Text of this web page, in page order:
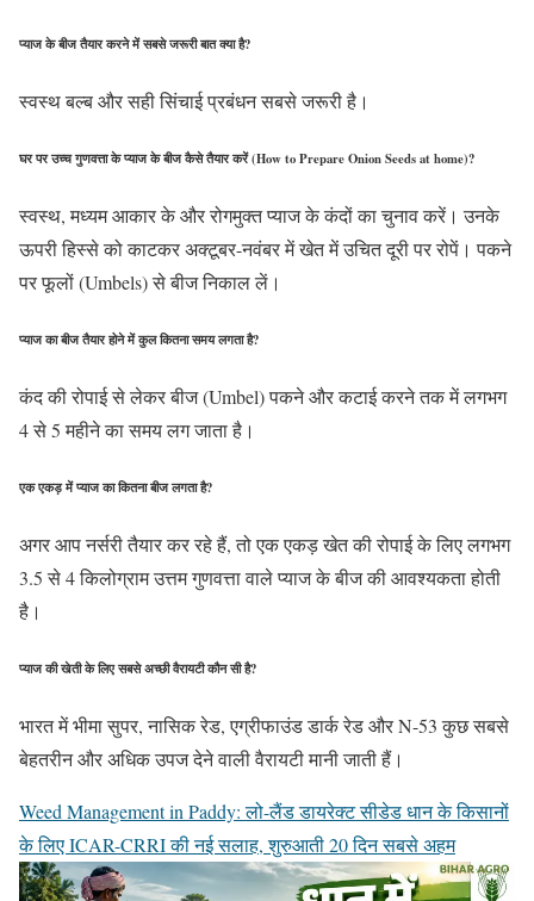
प्याज के बीज तैयार करने में सबसे जरूरी बात क्या है?
स्वस्थ बल्ब और सही सिंचाई प्रबंधन सबसे जरूरी है।
घर पर उच्च गुणवत्ता के प्याज के बीज कैसे तैयार करें (How to Prepare Onion Seeds at home)?
स्वस्थ, मध्यम आकार के और रोगमुक्त प्याज के कंदों का चुनाव करें। उनके
ऊपरी हिस्से को काटकर अक्टूबर-नवंबर में खेत में उचित दूरी पर रोपें। पकने
पर फूलों (Umbels) से बीज निकाल लें।
प्याज का बीज तैयार होने में कुल कितना समय लगता है?
कंद की रोपाई से लेकर बीज (Umbel) पकने और कटाई करने तक में लगभग
4 से 5 महीने का समय लग जाता है।
एक एकड़ में प्याज का कितना बीज लगता है?
अगर आप नर्सरी तैयार कर रहे हैं, तो एक एकड़ खेत की रोपाई के लिए लगभग
3.5 से 4 किलोग्राम उत्तम गुणवत्ता वाले प्याज के बीज की आवश्यकता होती
है।
प्याज की खेती के लिए सबसे अच्छी वैरायटी कौन सी है?
भारत में भीमा सुपर, नासिक रेड, एग्रीफाउंड डार्क रेड और N-53 कुछ सबसे
बेहतरीन और अधिक उपज देने वाली वैरायटी मानी जाती हैं।
Weed Management in Paddy: लो-लैंड डायरेक्ट सीडेड धान के किसानों
के लिए ICAR-CRRI की नई सलाह, शुरुआती 20 दिन सबसे अहम